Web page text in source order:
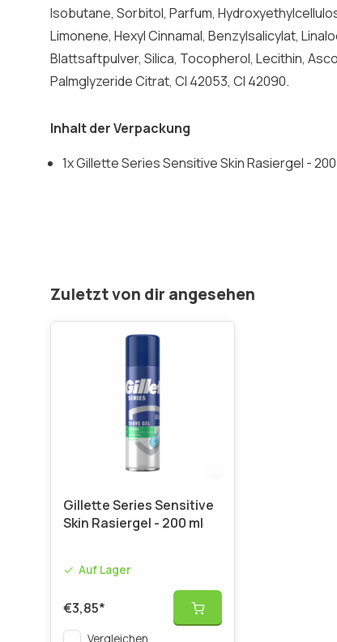
Isobutane, Sorbitol, Parfum,
Limonene, Hexyl Cinnamal, Benzylsalicylat,
Blattsaftpulver, Silica, Tocopherol, Lecithin,
Palmglyzeride Citrat, CI 42053, CI 42090.
Inhalt der Verpackung
1x Gillette Series Sensitive Skin Rasiergel - 200
Zuletzt von dir angesehen
Gillette Series Sensitive
Skin Rasiergel - 200 ml
Auf Lager
€3,85*
Vergleichen